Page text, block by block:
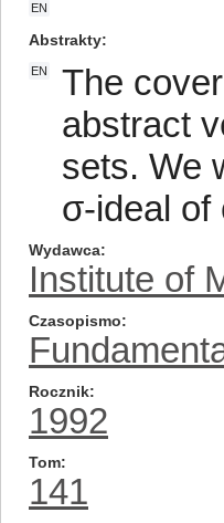
EN
Abstrakty
EN
The
abstract
sets. We
σ-ideal of
Wydawca
Institute of
Czasopismo
Rocznik
1992
Tom
141